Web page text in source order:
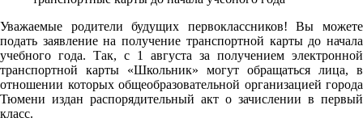
Уважаемые родители будущих первоклассников! Вы можете
подать заявление на получение транспортной карты до начала
учебного года. Так, с 1 августа за получением электронной
транспортной карты «Школьник» могут обращаться лица, в
отношении которых общеобразовательной организацией города
Тюмени издан распорядительный акт о зачислении в первый
класс.